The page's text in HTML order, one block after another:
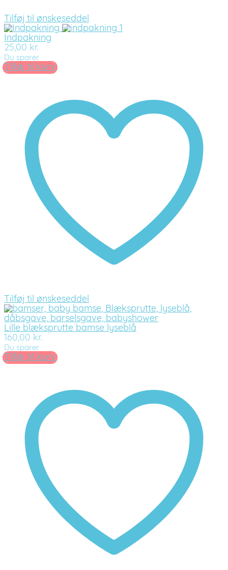
Tilføj til ønskeseddel
Indpakning
25,00 kr.
Du sparer
Tilføj til kurv
Tilføj til ønskeseddel
Lille blæksprutte bamse lyseblå
160,00 kr.
Du sparer
Tilføj til kurv